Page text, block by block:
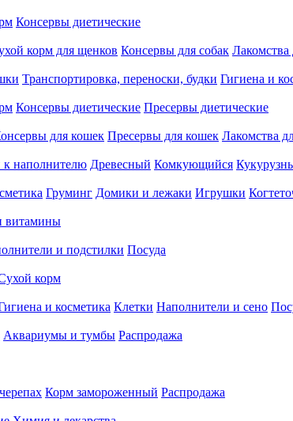
Консервы диетические
корм для щенков Консервы для собак Лакомства
Транспортировка, переноски, будки Гигиена и
Консервы диетические Пресервы диетические
для кошек Пресервы для кошек Лакомства
к наполнителю Древесный Комкующийся
Груминг Домики и лежаки Игрушки
витамины
и подстилки Посуда
корм
и косметика Клетки Наполнители и сено
Аквариумы и тумбы Распродажа
Корм замороженный Распродажа